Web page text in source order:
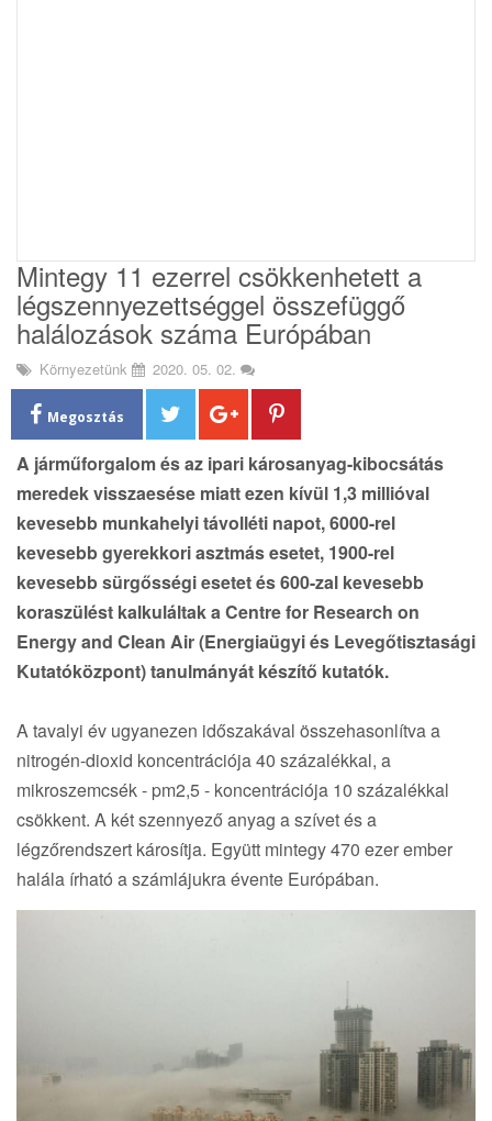
Mintegy 11 ezerrel csökkenhetett a
légszennyezettséggel összefüggő
halálozások száma Európában
Környezetünk 2020. 05. 02.
Megosztás
A járműforgalom és az ipari károsanyag-kibocsátás
meredek visszaesése miatt ezen kívül 1,3 millióval
kevesebb munkahelyi távolléti napot, 6000-rel
kevesebb gyerekkori asztmás esetet, 1900-rel
kevesebb sürgősségi esetet és 600-zal kevesebb
koraszülést kalkuláltak a Centre for Research on
Energy and Clean Air (Energiaügyi és Levegőtisztasági
Kutatóközpont) tanulmányát készítő kutatók.
A tavalyi év ugyanezen időszakával összehasonlítva a
nitrogén-dioxid koncentrációja 40 százalékkal, a
mikroszemcsék - pm2,5 - koncentrációja 10 százalékkal
csökkent. A két szennyező anyag a szívet és a
légzőrendszert károsítja. Együtt mintegy 470 ezer ember
halála írható a számlájukra évente Európában.